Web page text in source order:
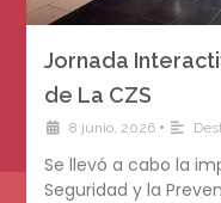
Jornada
de La CZS
8 junio, 2026 •
Se llevó a cabo la
Seguridad y la